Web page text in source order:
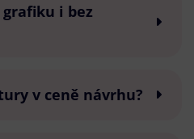
i bez
v ceně návrhu?